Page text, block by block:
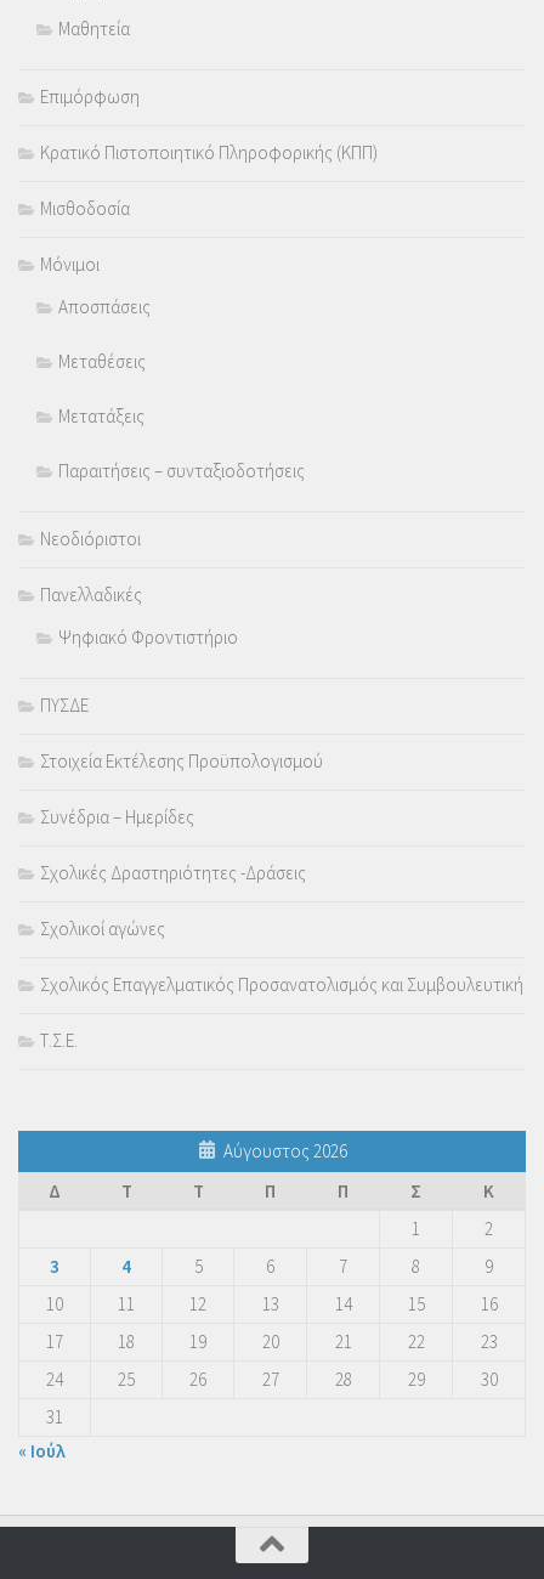
Μαθητεία
Επιμόρφωση
Κρατικό Πιστοποιητικό Πληροφορικής (ΚΠΠ)
Μισθοδοσία
Μόνιμοι
Αποσπάσεις
Μεταθέσεις
Μετατάξεις
Παραιτήσεις – συνταξιοδοτήσεις
Νεοδιόριστοι
Πανελλαδικές
Ψηφιακό Φροντιστήριο
ΠΥΣΔΕ
Στοιχεία Εκτέλεσης Προϋπολογισμού
Συνέδρια – Ημερίδες
Σχολικές Δραστηριότητες -Δράσεις
Σχολικοί αγώνες
Σχολικός Επαγγελματικός Προσανατολισμός και Συμβουλευτική
Τ.Σ.Ε.
Αύγουστος 2026
Δ
Τ Τ Π Π Σ
Κ
1
2
3
4 5 6 7 8
9
10
11 12 13 14 15
16
17
18 19 20 21 22
23
24
25 26 27 28 29
30
31
« Ιούλ